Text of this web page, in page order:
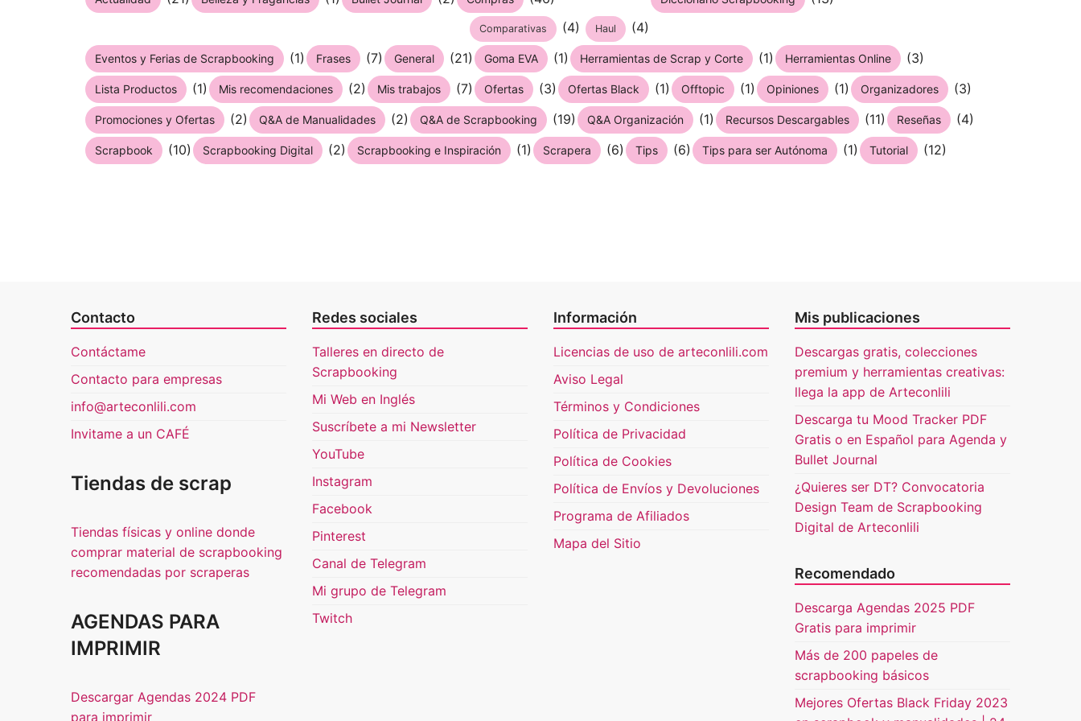
Comparativas (4) Haul (4)
Eventos y Ferias de Scrapbooking (1) Frases (7) General (21) Goma EVA (1) Herramientas de Scrap y Corte (1) Herramientas Online (3)
Lista Productos (1) Mis recomendaciones (2) Mis trabajos (7) Ofertas (3) Ofertas Black (1) Offtopic (1) Opiniones (1) Organizadores (3)
Promociones y Ofertas (2) Q&A de Manualidades (2) Q&A de Scrapbooking (19) Q&A Organización (1) Recursos Descargables (11) Reseñas (4)
Scrapbook (10) Scrapbooking Digital (2) Scrapbooking e Inspiración (1) Scrapera (6) Tips (6) Tips para ser Autónoma (1) Tutorial (12)
Contacto
Contáctame
Contacto para empresas
info@arteconlili.com
Invitame a un CAFÉ
Tiendas de scrap
Tiendas físicas y online donde
comprar material de scrapbooking
recomendadas por scraperas
AGENDAS PARA
IMPRIMIR
Descargar Agendas 2024 PDF
para imprimir
Redes sociales
Talleres en directo de
Scrapbooking
Mi Web en Inglés
Suscríbete a mi Newsletter
YouTube
Instagram
Facebook
Pinterest
Canal de Telegram
Mi grupo de Telegram
Twitch
Información
Licencias de uso de arteconlili.com
Aviso Legal
Términos y Condiciones
Política de Privacidad
Política de Cookies
Política de Envíos y Devoluciones
Programa de Afiliados
Mapa del Sitio
Mis publicaciones
Descargas gratis, colecciones
premium y herramientas creativas:
llega la app de Arteconlili
Descarga tu Mood Tracker PDF
Gratis o en Español para Agenda y
Bullet Journal
¿Quieres ser DT? Convocatoria
Design Team de Scrapbooking
Digital de Arteconlili
Recomendado
Descarga Agendas 2025 PDF
Gratis para imprimir
Más de 200 papeles de
scrapbooking básicos
Mejores Ofertas Black Friday 2023